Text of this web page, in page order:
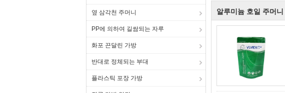
옆 삼각천 주머니
PP에 의하여 길쌈되는 자루
화포 끈달린 가방
반대로 정체되는 부대
플라스틱 포장 가방
알루미늄 호일 주머니